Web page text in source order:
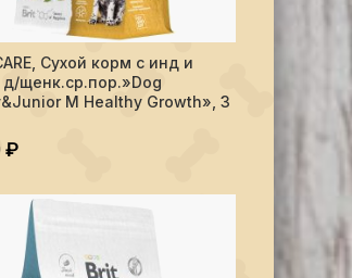
1.5 кг Puppy&Junior M Healthy
BRIT CARE, Сухой корм с инд и уткой д/
В КОРЗИНУ
Сухой корм с инд и
д/щенк.ср.пор.»Dog
M Healthy Growth», 3
₽